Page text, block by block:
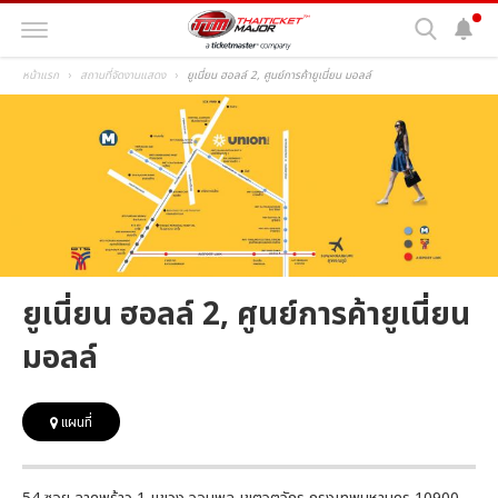
หน้าแรก สถานที่จัดงานแสดง ยูเนี่ยน ฮอลล์ 2, ศูนย์การค้ายูเนี่ยน มอลล์
ยูเนี่ยน ฮอลล์ 2, ศูนย์การค้ายูเนี่ยน
มอลล์
แผนที่